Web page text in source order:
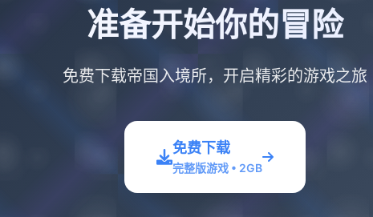
准备开始你的冒险
免费下载帝国入境所，开启精彩的游戏之旅
免费下载
完整版游戏 • 2GB